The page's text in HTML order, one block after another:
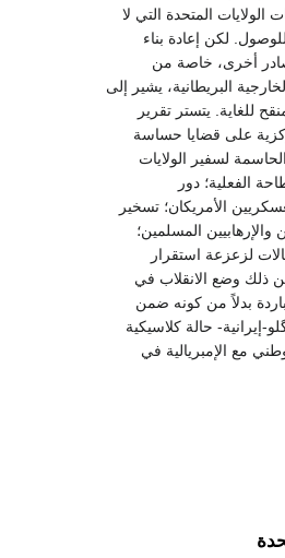
الولايات المتحدة التي لا
لكن إعادة بناء
أخرى، خاصة من
البريطانية، يشير إلى
للغاية. يتستر تقرير
على قضايا حساسة
لسفير الولايات
الفعلية؛ دور
الأمريكان؛ تسخير
والإرهابيين المسلمين؛
لزعزعة استقرار
ذلك وضع الانقلاب في
بدلاً من كونه ضمن
إيرانية- حالة كلاسيكية
مع الإمبريالية في